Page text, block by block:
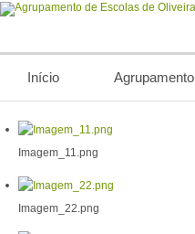
Início Agrupamento
Imagem_11.png
Imagem_22.png